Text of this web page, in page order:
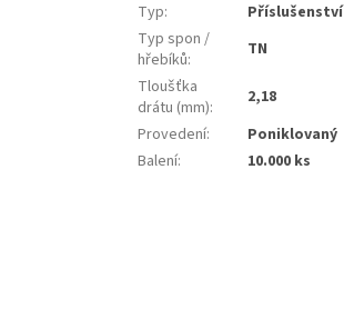
Typ:
Příslušenství
Typ spon /
hřebíků:
TN
Tloušťka
drátu (mm):
2,18
Provedení:
Poniklovaný
Balení: 10.000 ks